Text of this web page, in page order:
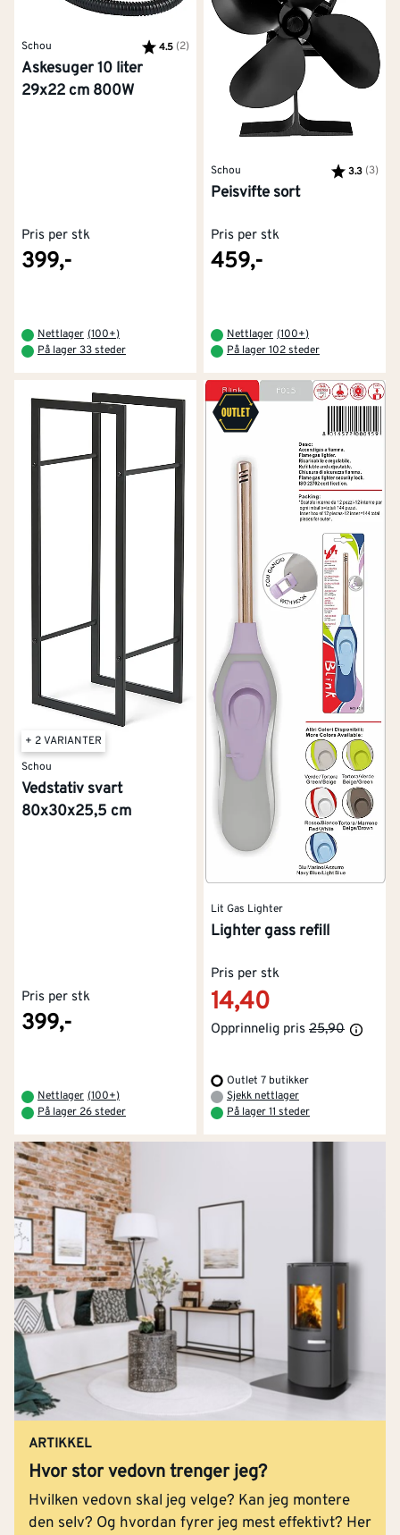
Schou Karakter:
4.5 (2)
Askesuger 10 liter
29x22 cm 800W
Pris per stk
399,-
Nettlager (100+)
På lager 33 steder
Schou Karakter:
3.3 (3)
Peisvifte sort
Pris per stk
459,-
Nettlager (100+)
På lager 102 steder
+ 2 VARIANTER
Schou
Vedstativ svart
80x30x25,5 cm
Pris per stk
399,-
Nettlager (100+)
På lager 26 steder
Lit Gas Lighter
Lighter gass refill
Pris per stk
14,40
Opprinnelig pris 25,90
Outlet 7 butikker
Sjekk nettlager
På lager 11 steder
ARTIKKEL
Hvor stor vedovn trenger jeg?
Hvilken vedovn skal jeg velge? Kan jeg montere
den selv? Og hvordan fyrer jeg mest effektivt? Her